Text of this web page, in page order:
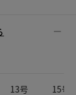
13号 15号